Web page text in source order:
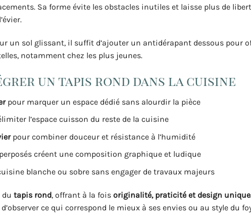
Sa forme évite les obstacles inutiles et laisse plus de
un sol glissant, il suffit d’ajouter un antidérapant dessous pour
notamment chez les plus jeunes.
un tapis rond dans la cuisine
pour marquer un espace dédié sans alourdir la pièce
l’espace cuisson du reste de la cuisine
pour combiner douceur et résistance à l’humidité
créent une composition graphique et ludique
blanche ou sobre sans engager de travaux majeurs
tapis rond, offrant à la fois originalité, praticité et design unique
ce qui correspond le mieux à ses envies ou au style du